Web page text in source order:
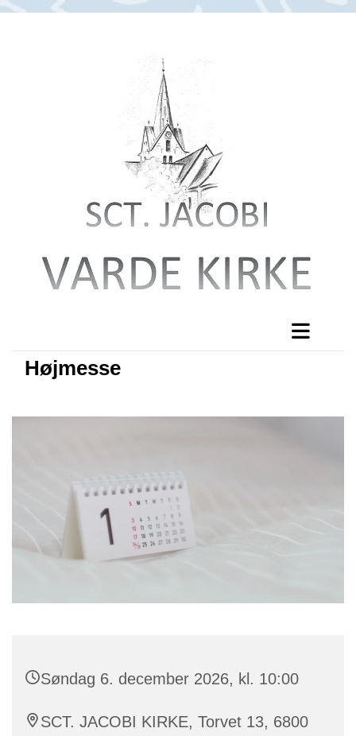
Højmesse
Søndag 6. december 2026, kl. 10:00
SCT. JACOBI KIRKE, Torvet 13, 6800